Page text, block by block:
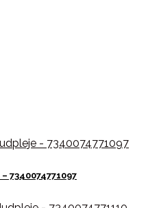
7340074771097